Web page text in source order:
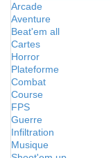
Arcade
Aventure
Beat'em all
Cartes
Horror
Plateforme
Combat
Course
FPS
Guerre
Infiltration
Musique